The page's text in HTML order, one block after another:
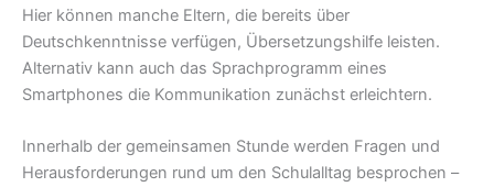
Hier können manche Eltern, die bereits über
Deutschkenntnisse verfügen, Übersetzungshilfe leisten.
Alternativ kann auch das Sprachprogramm eines
Smartphones die Kommunikation zunächst erleichtern.
Innerhalb der gemeinsamen Stunde werden Fragen und
Herausforderungen rund um den Schulalltag besprochen –